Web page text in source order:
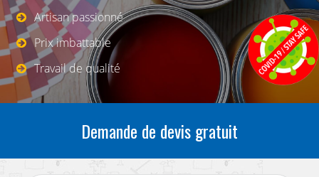
Artisan passionné
Prix imbattable
Travail de qualité
Demande de devis gratuit